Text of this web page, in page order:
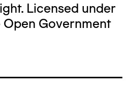
Licensed under
Government